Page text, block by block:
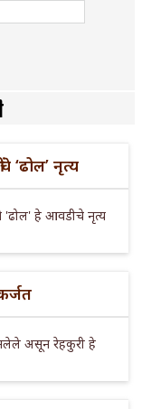
‘ढोल’ नृत्य
'ढोल' हे आवडीचे नृत्य
असून रेहकुरी हे